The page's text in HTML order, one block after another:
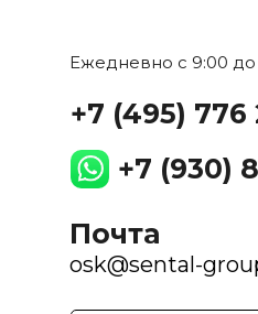
Ежедневно с 9:00 до
+7 (930)
Почта
osk@sental-
+7 (495) 776